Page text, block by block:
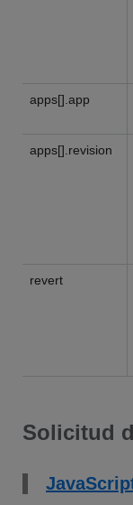
apps[].app
apps[].revision
revert
Solicitud